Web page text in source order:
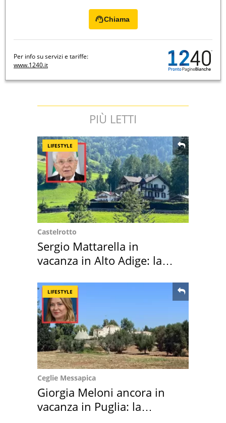
Chiama
Per info su servizi e tariffe:
www.1240.it
PIÙ LETTI
LIFESTYLE
Castelrotto
Sergio Mattarella in
vacanza in Alto Adige: la
LIFESTYLE
Ceglie Messapica
Giorgia Meloni ancora in
vacanza in Puglia: la